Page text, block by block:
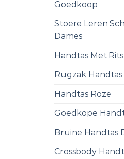
Goedkoop
Stoere Leren
Dames
Handtas Met Rits
Rugzak Handtas
Handtas Roze
Goedkope
Bruine Handtas
Crossbody